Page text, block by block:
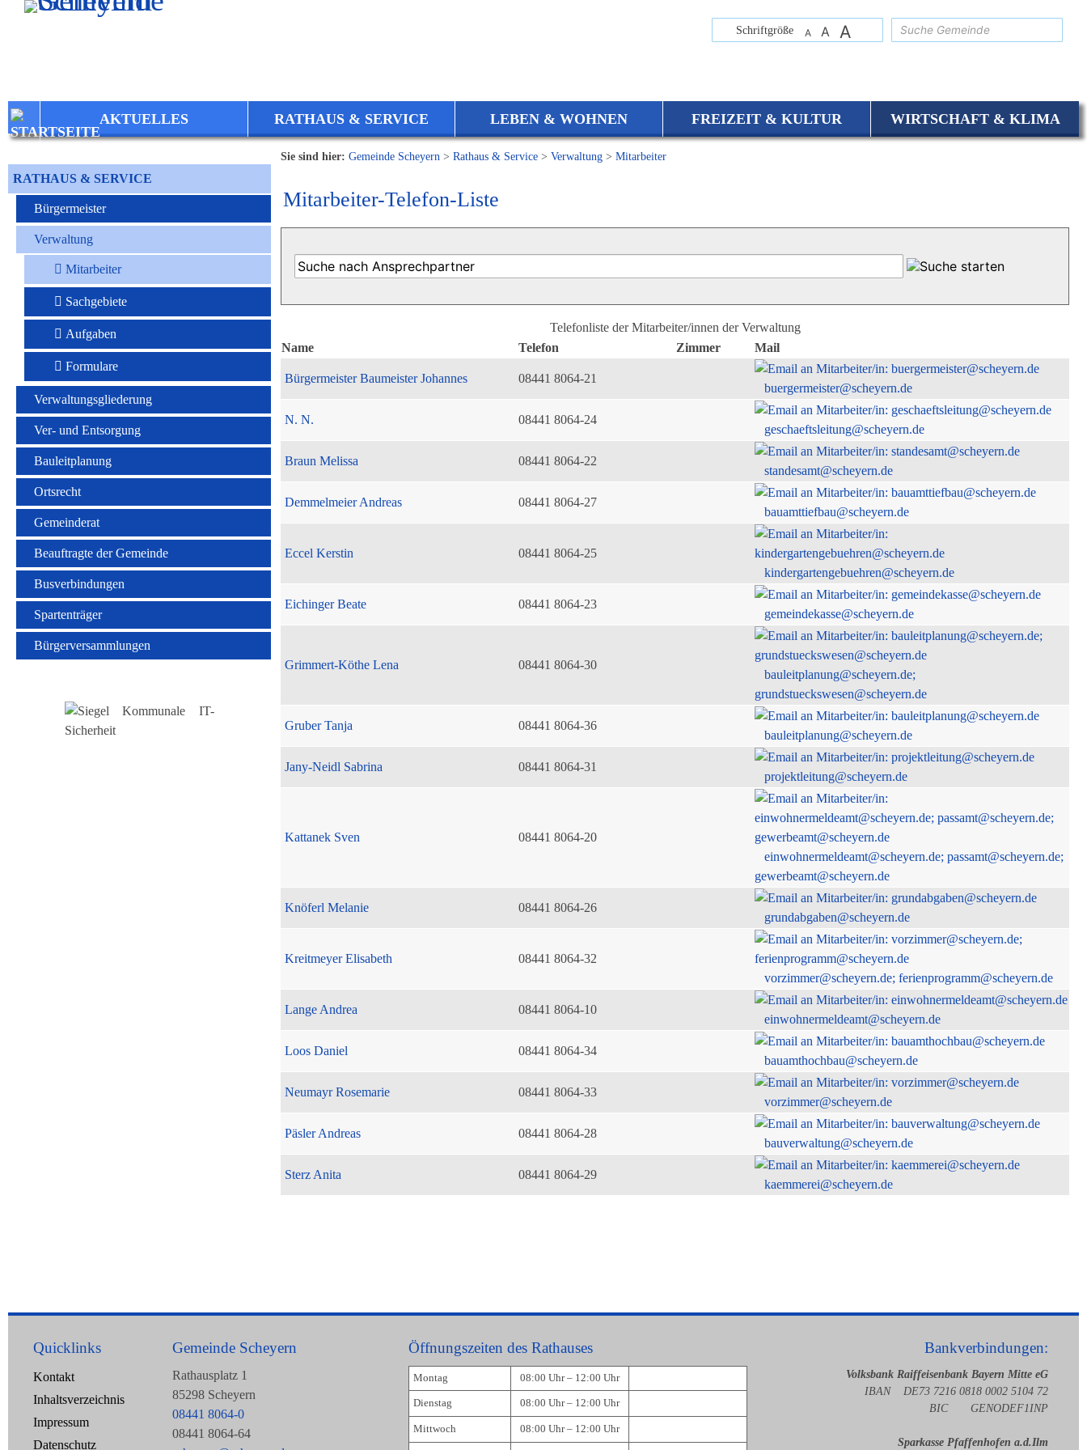
Zum Inhalt,zur Navigationoder
Schriftgröße A A A
AKTUELLES RATHAUS & SERVICE LEBEN & WOHNEN FREIZEIT & KULTUR WIRTSCHAFT & KLIMA
RATHAUS & SERVICE
Bürgermeister
Verwaltung
Mitarbeiter
Sachgebiete
Aufgaben
Formulare
Verwaltungsgliederung
Ver- und Entsorgung
Bauleitplanung
Ortsrecht
Gemeinderat
Beauftragte der Gemeinde
Busverbindungen
Spartenträger
Bürgerversammlungen
Sie sind hier: Gemeinde Scheyern > Rathaus & Service > Verwaltung > Mitarbeiter
Mitarbeiter-Telefon-Liste
Telefonliste der Mitarbeiter/innen der Verwaltung
Name
Telefon Zimmer Mail
Bürgermeister Baumeister Johannes 08441 8064-21
buergermeister@scheyern.de
N. N. 08441 8064-24
geschaeftsleitung@scheyern.de
Braun Melissa 08441 8064-22
standesamt@scheyern.de
Demmelmeier Andreas 08441 8064-27
bauamttiefbau@scheyern.de
Eccel Kerstin
08441 8064-25
kindergartengebuehren@scheyern.de
Eichinger Beate 08441 8064-23
gemeindekasse@scheyern.de
Grimmert-Köthe Lena 08441 8064-30
bauleitplanung@scheyern.de;
grundstueckswesen@scheyern.de
Gruber Tanja 08441 8064-36
bauleitplanung@scheyern.de
Jany-Neidl Sabrina 08441 8064-31
projektleitung@scheyern.de
Kattanek Sven
08441 8064-20
einwohnermeldeamt@scheyern.de; passamt@scheyern.de;
gewerbeamt@scheyern.de
Knöferl Melanie 08441 8064-26
grundabgaben@scheyern.de
Kreitmeyer Elisabeth
08441 8064-32
vorzimmer@scheyern.de; ferienprogramm@scheyern.de
Lange Andrea 08441 8064-10
einwohnermeldeamt@scheyern.de
Loos Daniel 08441 8064-34
bauamthochbau@scheyern.de
Neumayr Rosemarie 08441 8064-33
vorzimmer@scheyern.de
Päsler Andreas 08441 8064-28
bauverwaltung@scheyern.de
Sterz Anita 08441 8064-29
kaemmerei@scheyern.de
Quicklinks
Kontakt
Inhaltsverzeichnis
Impressum
Datenschutz
Gemeinde Scheyern
Rathausplatz 1
85298 Scheyern
08441 8064-0
08441 8064-64
Öffnungszeiten des Rathauses
Montag 08:00 Uhr – 12:00 Uhr
Dienstag 08:00 Uhr – 12:00 Uhr
Mittwoch 08:00 Uhr – 12:00 Uhr
Bankverbindungen:
Volksbank Raiffeisenbank Bayern Mitte eG
IBAN DE73 7216 0818 0002 5104 72
BIC GENODEF1INP
Sparkasse Pfaffenhofen a.d.Ilm